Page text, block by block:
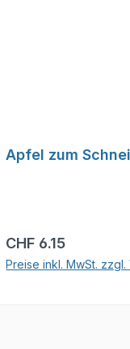
Apfel zum
Regulärer Preis:
CHF 6.15
Preise inkl. MwSt.